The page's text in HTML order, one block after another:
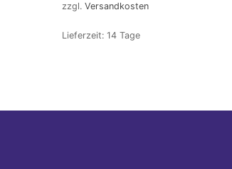
zzgl. Versandkosten
Lieferzeit: 14 Tage